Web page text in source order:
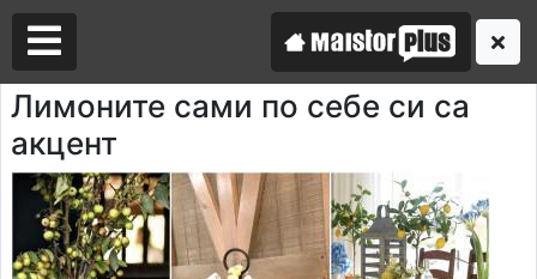
Лимоните сами по себе си са
акцент
Аз съм майстор
Търся майстор